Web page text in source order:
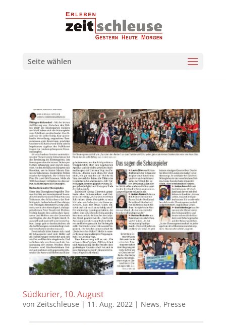
Seite wählen
Südkurier, 10. August
von Zeitschleuse | 11. Aug. 2022| News, Presse